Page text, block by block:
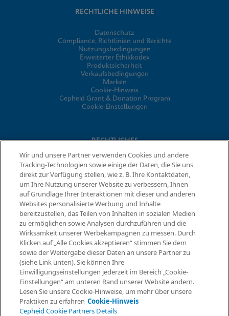
RECHTLICHE HINWEISE
Datenschutz
Compliance, Richtlinien und Berichte
Nutzungsbedingungen
Erweiterter Ethikkodex
Produktsicherheit
Verkaufsbedingungen
Marken
Cookie-Hinweis
Cepheid Grant & Donation Program
Cookie-Einstellungen
RECHTLICHES
Datenschutzvereinbarung
Partner-Gemeinschaften
Allgemeine Geschäftsbedingungen für Informationssicherheit
© 2026 Cepheid. Cepheid®, das Cepheid-Logo, GeneXpert®,
Xpert® und I-CORE® sind Marken von Cepheid, die in den USA
und anderen Ländern eingetragen sind.
Wir und unsere Partner verwenden Cookies und andere
Tracking-Technologien sowie einige der Daten, die Sie uns
direkt zur Verfügung stellen, wie z. B. Ihre Kontaktdaten,
um Ihre Nutzung unserer Website zu verbessern, Ihnen
auf Grundlage Ihrer Interaktionen mit dieser und anderen
Websites personalisierte Werbung und Inhalte
bereitzustellen, das Teilen von Inhalten in sozialen Medien
zu ermöglichen sowie Analysen durchzuführen und die
Wirksamkeit unserer Werbekampagnen zu messen. Durch
Klicken auf „Alle Cookies akzeptieren“ stimmen Sie dem
sowie der Weitergabe dieser Daten an unsere Partner zu
(siehe Link unten). Sie können Ihre
Einwilligungseinstellungen jederzeit im Bereich „Cookie-
Einstellungen“ am unteren Rand unserer Website ändern.
Lesen Sie unsere Cookie-Hinweise, um mehr über unsere
Praktiken zu erfahren Cookie-Hinweis
Cepheid Cookie Partners Details